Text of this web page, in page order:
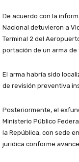
De acuerdo con la
Nacional detuvieron a
Terminal 2 del
portación de un arma de
El arma habría sido
de revisión preventiva
Posteriormente, el
Ministerio Público
la República, con sede
jurídica conforme